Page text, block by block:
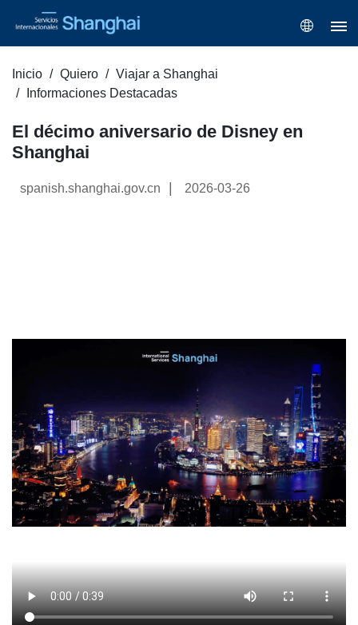
Inicio Quiero
Viajar a Shanghai
Informaciones Destacadas
El décimo aniversario de Disney en
Shanghai
spanish.shanghai.gov.cn 2026-03-26